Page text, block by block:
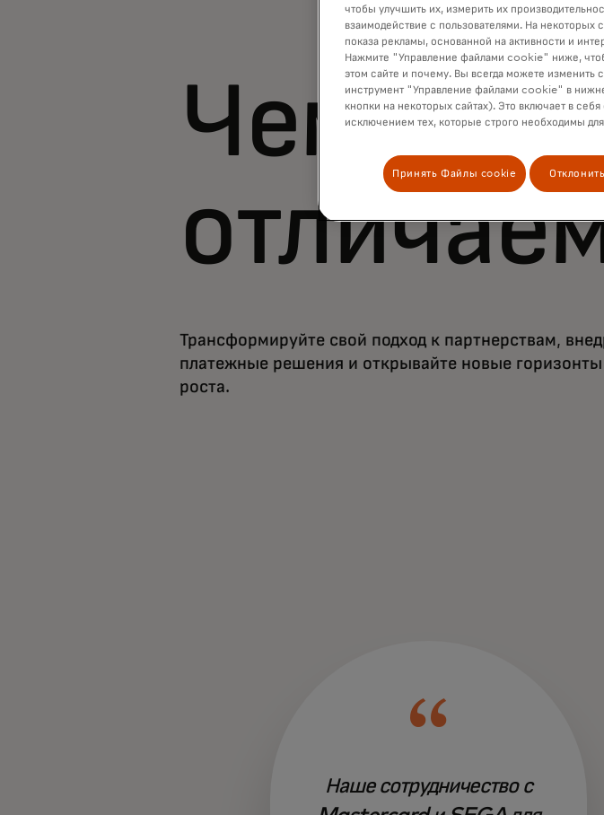
Чем мы
Трансформируйте свой подход к партнерствам,
платежные решения и открывайте новые горизонты
роста.
Наше сотрудничество с
чтобы улучшить их, измерить их
взаимодействие с пользователями. На
показа рекламы, основанной на активности и
Нажмите "Управление файлами cookie" ниже,
этом сайте и почему. Вы всегда можете изменить
инструмент "Управление файлами cookie" в
кнопки на некоторых сайтах). Это включает в
исключением тех, которые строго необходимы
Принять Файлы cookie